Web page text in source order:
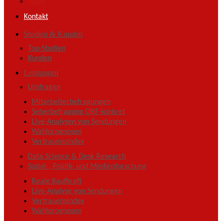
Kontakt
Studien & Kunden
Top-Studien
Kunden
Leistungen
Umfragen
Mitarbeiterbefragungen
Seherbefragung ORF-konkret
Live-Analysen von Sendungen
Wahlprognosen
Vertrauensindex
Data Science & Desk Research
Sozial-, Politik- und Medienforschung
Reale Kaufkraft
Live-Analyse von Sendungen
Vertrauensindex
Wahlprognosen